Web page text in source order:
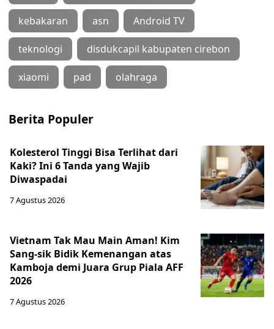
kebakaran asn Android TV
teknologi disdukcapil kabupaten cirebon
xiaomi pad olahraga
Berita Populer
Kolesterol Tinggi Bisa Terlihat dari
Kaki? Ini 6 Tanda yang Wajib
Diwaspadai
7 Agustus 2026
Vietnam Tak Mau Main Aman! Kim
Sang-sik Bidik Kemenangan atas
Kamboja demi Juara Grup Piala AFF
2026
7 Agustus 2026